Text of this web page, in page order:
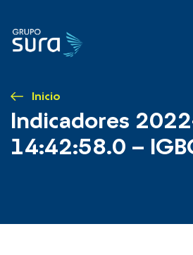
Inicio
Indicadores
14:42:58.0 –